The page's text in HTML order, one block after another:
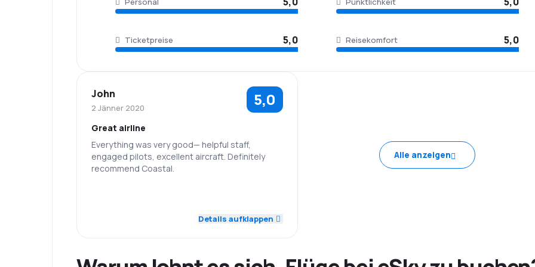
Ticketpreise 5,0 Reisekomfort 5,0
John
2 Jänner 2020 5,0
Great airline
Everything was very good— helpful staff,
engaged pilots, excellent aircraft. Definitely
recommend Coastal.
Ticketpreise 5,0
Details aufklappen
Alle anzeigen